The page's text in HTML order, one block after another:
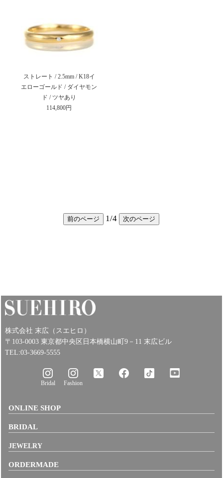
ストレート / 2.5mm / K18イ
エローゴールド / ダイヤモン
ド / ツヤあり
114,800円
前のページ 1/4 次のページ
株式会社 末広（スエヒロ）
〒103-0003 東京都中央区日本橋横山町9－11 末広ビル
TEL:03-3669-5555
Bridal Fashion
ONLINE SHOP
BRIDAL
JEWELRY
ORDERMADE